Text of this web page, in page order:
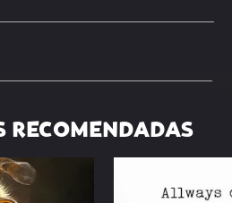
Twitter
RECOMENDADAS